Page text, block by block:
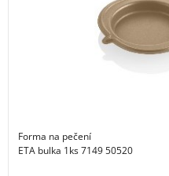
Forma na pečení
ETA bulka 1ks 7149 50520